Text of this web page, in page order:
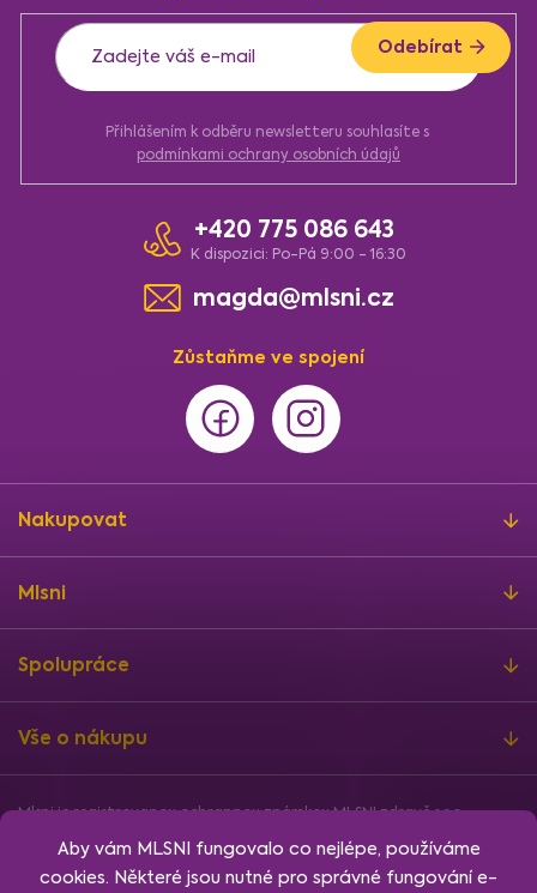
Aby vám MLSNI fungovalo co nejlépe, používáme
cookies. Některé jsou nutné pro správné fungování e-
Přihlášením k odběru newsletteru souhlasíte s
podmínkami ochrany osobních údajů
Odebírat
Zůstaňme ve spojení
+420 775 086 643
K dispozici: Po-Pá 9:00 - 16:30
magda@mlsni.cz
Nakupovat
Mlsni
Spolupráce
Vše o nákupu
Mlsni je registrovanou ochrannou známkou MLSNI zdravě s.r.o.
Shoptet Rency , nakódoval Jan Klubus
Nastavení cookies.